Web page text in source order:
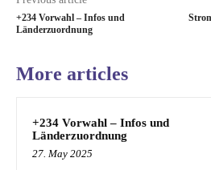
+234 Vorwahl – Infos und
Länderzuordnung
More articles
+234 Vorwahl – Infos und
Länderzuordnung
27. May 2025